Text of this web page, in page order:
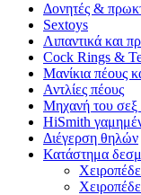
Δονητές &
Sextoys
Λιπαντικά και
Cock Rings &
Μανίκια πέους
Αντλίες πέους
Μηχανή του σεξ
HiSmith
Διέγερση θηλών
Κατάστημα